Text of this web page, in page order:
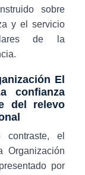
sobre
y el servicio
de la
El
confianza
del relevo
contraste, el
Organización
por